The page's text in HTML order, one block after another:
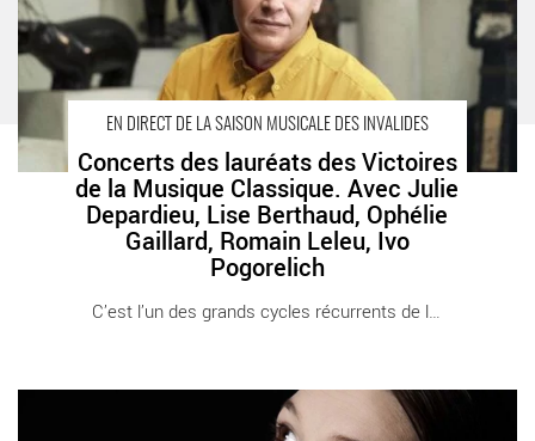
EN DIRECT DE LA SAISON MUSICALE DES INVALIDES
Concerts des lauréats des Victoires
de la Musique Classique. Avec Julie
Depardieu, Lise Berthaud, Ophélie
Gaillard, Romain Leleu, Ivo
Pogorelich
C’est l’un des grands cycles récurrents de la [...]
Concerts du Général Mangin avec le Quatuor Mona, Isabelle
Druet et I Giardini - Critique sortie Classique / Opéra Paris Grand